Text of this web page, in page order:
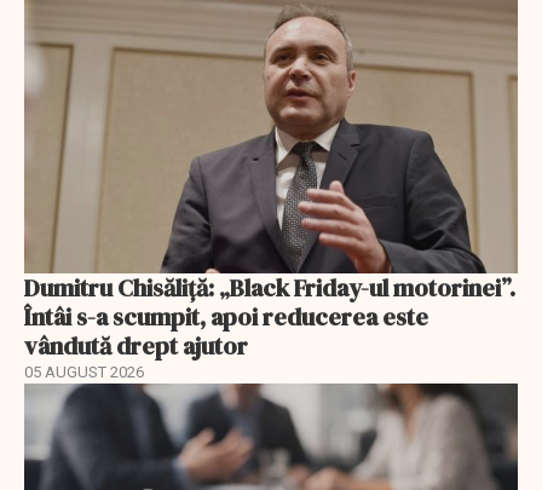
Dumitru Chisăliță: „Black Friday-ul motorinei”.
Întâi s-a scumpit, apoi reducerea este
vândută drept ajutor
05 AUGUST 2026